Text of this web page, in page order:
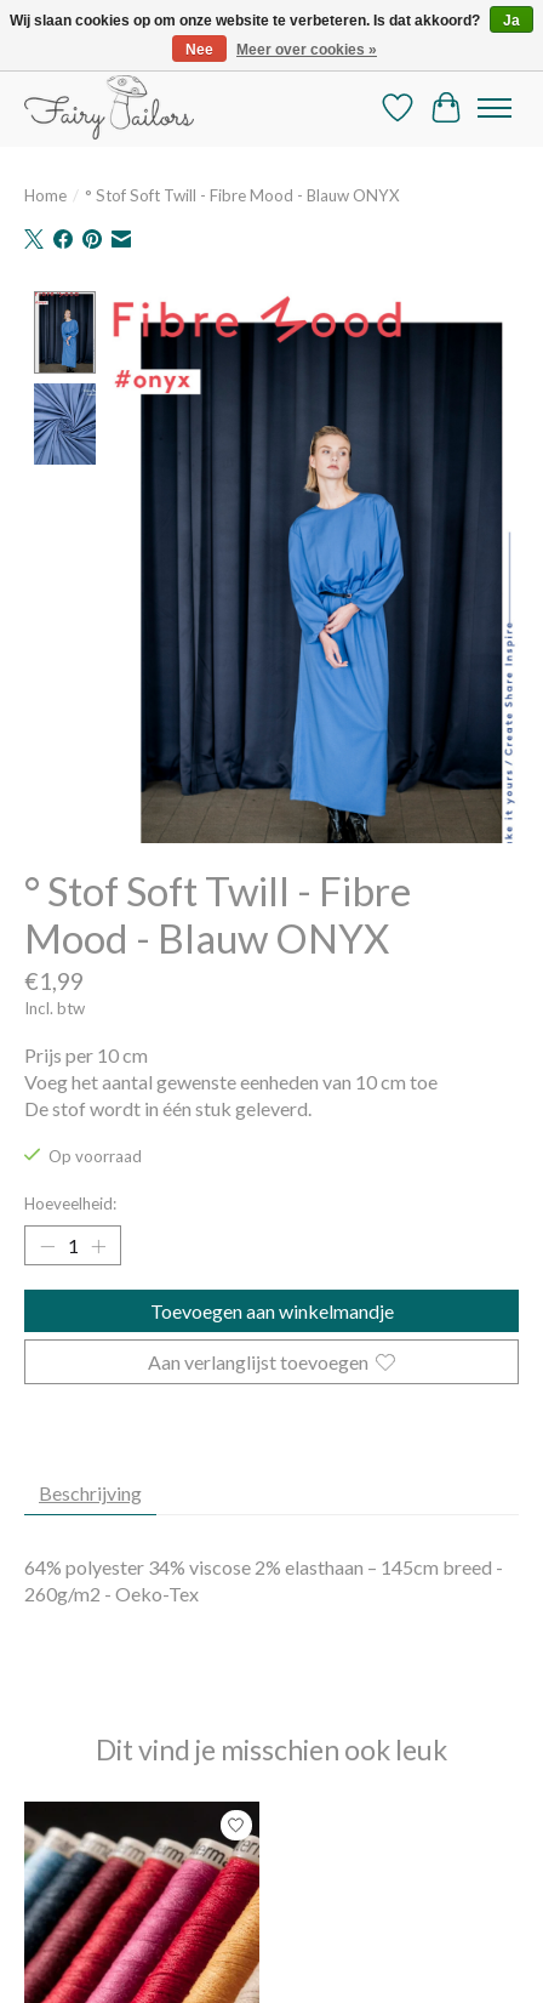
De mooiste online selectie stoffen en mercerie
Verlanglijst
Home / ° Stof Soft Twill - Fibre Mood - Blauw ONYX
Product image slideshow Items
° Stof Soft Twill - Fibre
Mood - Blauw ONYX
€1,99
Incl. btw
Prijs per 10 cm
Voeg het aantal gewenste eenheden van 10 cm toe
De stof wordt in één stuk geleverd.
Op voorraad
Hoeveelheid:
Toevoegen aan winkelmandje
Aan verlanglijst toevoegen
Beschrijving
64% polyester 34% viscose 2% elasthaan – 145cm breed -
260g/m2 - Oeko-Tex
Dit vind je misschien ook leuk
Items van productcarrousel
Wij slaan cookies op om onze website te verbeteren. Is dat akkoord?
Ja
Nee
Meer over cookies »